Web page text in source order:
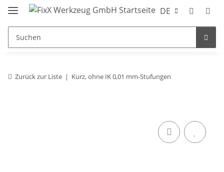
DE
Zurück zur Liste Kurz, ohne IK 0,01 mm-Stufungen